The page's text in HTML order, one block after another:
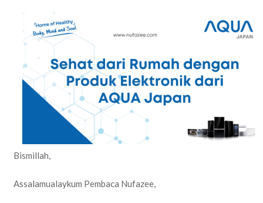
Bismillah,
Assalamualaykum Pembaca Nufazee,